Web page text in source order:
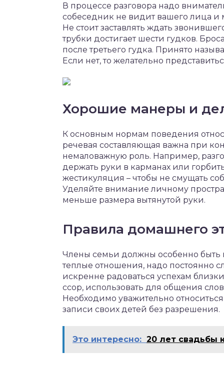
В процессе разговора надо
собеседник не видит вашего лица
Не стоит заставлять ждать
трубки достигает шести гудков.
после третьего гудка. Принято
Если нет, то желательно
Хорошие манеры и
К основным нормам поведения
речевая составляющая важна при
немаловажную роль. Например,
держать руки в карманах или
жестикуляция – чтобы не смущать
Уделяйте внимание личному
меньше размера вытянутой руки.
Правила домашнего
Члены семьи должны особенно быть
теплые отношения, надо постоянно
искренне радоваться успехам
ссор, использовать для общения
Необходимо уважительно
записи своих детей без разрешения.
Это интересно: 20 лет свадьбы